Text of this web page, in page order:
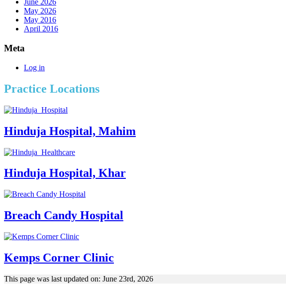
June 2026
May 2026
May 2016
April 2016
Meta
Log in
Practice Locations
Hinduja Hospital, Mahim
Hinduja Hospital, Khar
Breach Candy Hospital
Kemps Corner Clinic
This page was last updated on: June 23rd, 2026